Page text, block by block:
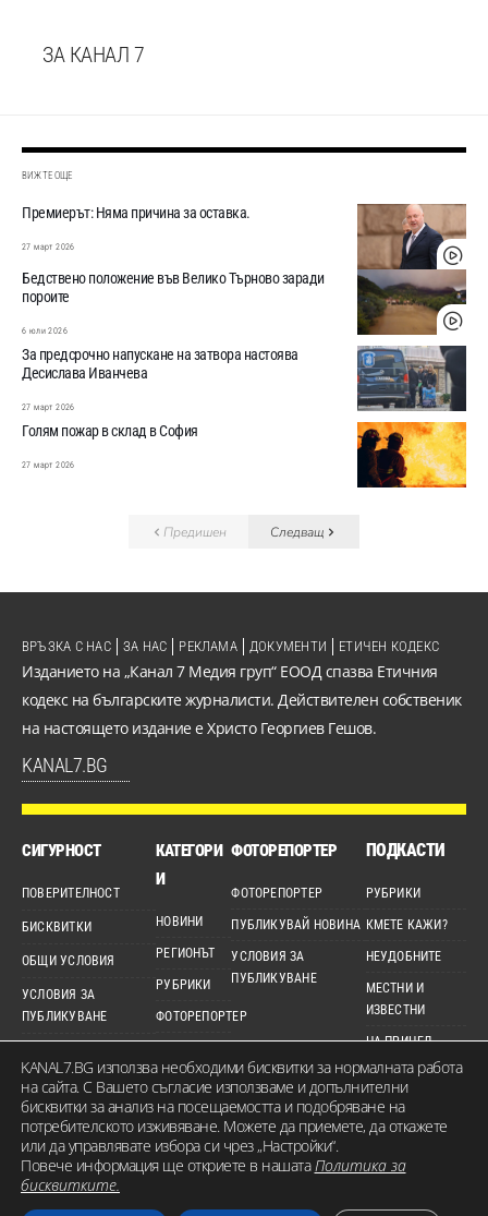
ЗА КАНАЛ 7
ВИЖТЕ ОЩЕ
Премиерът: Няма причина за оставка.
27 март 2026
Бедствено положение във Велико Търново заради
пороите
6 юли 2026
За предсрочно напускане на затвора настоява
Десислава Иванчева
27 март 2026
Голям пожар в склад в София
27 март 2026
Предишен Следващ
Изданието на „Канал 7 Медия груп“ ЕООД спазва Етичния
кодекс на българските журналисти. Действителен собственик
на настоящето издание е Христо Георгиев Гешов.
KANAL7.BG
ВРЪЗКА С НАС ЗА НАС РЕКЛАМА ДОКУМЕНТИ ЕТИЧЕН КОДЕКС
СИГУРНОСТ
ПОВЕРИТЕЛНОСТ
БИСКВИТКИ
ОБЩИ УСЛОВИЯ
УСЛОВИЯ ЗА
ПУБЛИКУВАНЕ
КАРТА НА САЙТА
КАТЕГОРИ
И
НОВИНИ
РЕГИОНЪТ
РУБРИКИ
ФОТОРЕПОРТЕР
ФОТОРЕПОРТЕР
ФОТОРЕПОРТЕР
ПУБЛИКУВАЙ НОВИНА
УСЛОВИЯ ЗА
ПУБЛИКУВАНЕ
ПОДКАСТИ
РУБРИКИ
КМЕТЕ КАЖИ?
НЕУДОБНИТЕ
МЕСТНИ И
ИЗВЕСТНИ
НА ПРИЦЕЛ
© 2026 KANAL7.BG – МЕСТЕН ГЛАС. Всички права запазени. Съдържанието на
KANAL7.BG използва необходими бисквитки за нормалната работа
на сайта. С Вашето съгласие използваме и допълнителни
бисквитки за анализ на посещаемостта и подобряване на
потребителското изживяване. Можете да приемете, да откажете
или да управлявате избора си чрез „Настройки“.
Повече информация ще откриете в нашатаПолитика за
бисквитките.